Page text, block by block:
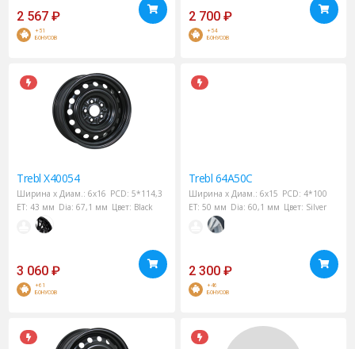
2 567 ₽
+51
БОНУСОВ
2 700 ₽
+54
БОНУСОВ
Trebl X40054
Ширина х Диам.: 6x16 PCD: 5*114,3
ET: 43 мм Dia: 67,1 мм Цвет: Black
3 060 ₽
+61
БОНУСОВ
Trebl 64A50C
Ширина х Диам.: 6x15 PCD: 4*100
ET: 50 мм Dia: 60,1 мм Цвет: Silver
2 300 ₽
+46
БОНУСОВ